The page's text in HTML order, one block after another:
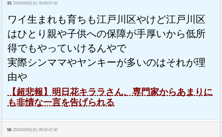
33: 2024/10/02(水) 09:00:57.42
ワイ生まれも育ちも江戸川区やけど江戸川区
はひとり親や子供への保障が手厚いから低所
得でもやっていけるんやで
実際シンママやヤンキーが多いのはそれが理
由や
【超悲報】明日花キララさん、専門家からあまりに
も非情な一言を告げられる
58: 2024/10/02(水) 09:42:47.92